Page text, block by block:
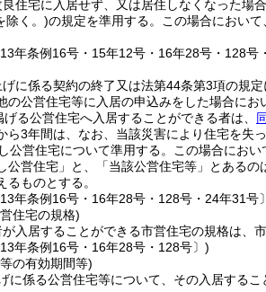
住宅に入居せず、又は居住しなくなった場
除く。)の規定を準用する。 この場合において
年条例16号・15年12号・16年28号・128
に係る契約の終了又は法第44条第3項の規
の公営住宅等に入居の申込みをした場合にお
げる公営住宅へ入居することができる者は、
ら3年間は、なお、当該災害により住宅を失
公営住宅について準用する。
この場合にお
公営住宅」と、「当該公営住宅等」とある
ものとする。
年条例16号・16年28号・128号・24年31号
住宅の規格)
入居することができる市営住宅の規格は、市
年条例16号・16年28号・128号〕)
の有効期間等)
に係る公営住宅等について、その入居するこ